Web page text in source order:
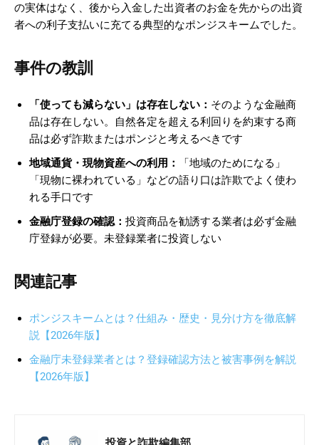
の実体はなく、後から入金した出資者のお金を先からの出資
者への利子支払いに充てる典型的なポンジスキームでした。
事件の教訓
「使っても減らない」は存在しない： そのような金融商
品は存在しない。自然各定を超える利回りを約束する商
品は必ず詐欺またはポンジと考えるべきです
地域通貨・現物資産への利用：
「地域のためになる」
「現物に裸われている」などの語り口は詐欺でよく使わ
れる手口です
金融庁登録の確認： 投資商品を勧誘する業者は必ず金融
庁登録が必要。未登録業者に投資しない
関連記事
ポンジスキームとは？仕組み・歴史・見分け方を徹底解
説【2026年版】
金融庁未登録業者とは？登録確認方法と被害事例を解説
【2026年版】
投資と詐欺編集部